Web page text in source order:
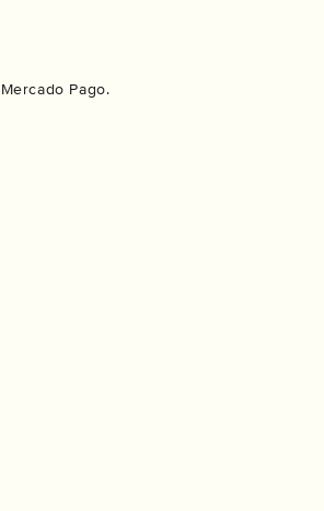
Pago.